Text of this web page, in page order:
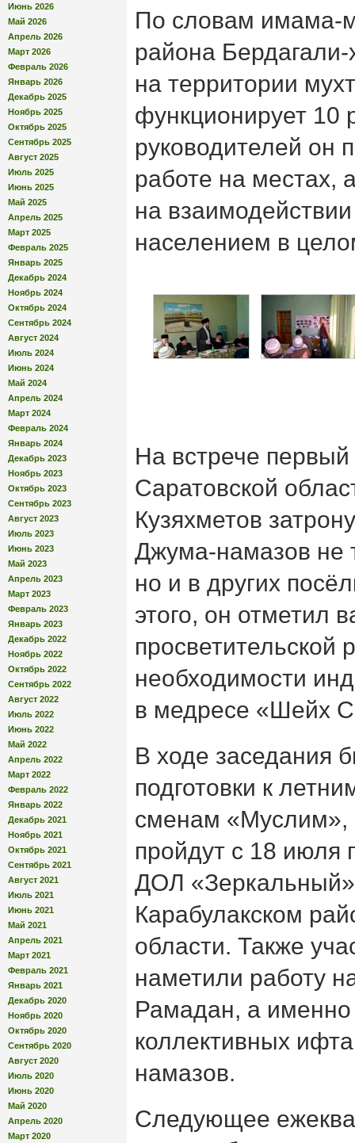
Июнь 2026
Май 2026
Апрель 2026
Март 2026
Февраль 2026
Январь 2026
Декабрь 2025
Ноябрь 2025
Октябрь 2025
Сентябрь 2025
Август 2025
Июль 2025
Июнь 2025
Май 2025
Апрель 2025
Март 2025
Февраль 2025
Январь 2025
Декабрь 2024
Ноябрь 2024
Октябрь 2024
Сентябрь 2024
Август 2024
Июль 2024
Июнь 2024
Май 2024
Апрель 2024
Март 2024
Февраль 2024
Январь 2024
Декабрь 2023
Ноябрь 2023
Октябрь 2023
Сентябрь 2023
Август 2023
Июль 2023
Июнь 2023
Май 2023
Апрель 2023
Март 2023
Февраль 2023
Январь 2023
Декабрь 2022
Ноябрь 2022
Октябрь 2022
Сентябрь 2022
Август 2022
Июль 2022
Июнь 2022
Май 2022
Апрель 2022
Март 2022
Февраль 2022
Январь 2022
Декабрь 2021
Ноябрь 2021
Октябрь 2021
Сентябрь 2021
Август 2021
Июль 2021
Июнь 2021
Май 2021
Апрель 2021
Март 2021
Февраль 2021
Январь 2021
Декабрь 2020
Ноябрь 2020
Октябрь 2020
Сентябрь 2020
Август 2020
Июль 2020
Июнь 2020
Май 2020
Апрель 2020
Март 2020
По словам имама-
района
на территории
функционирует 10
руководителей он
работе на местах,
на
населением в
На встрече
Саратовской
Кузяхметов
Джума-намазов не
но и в других
этого, он отметил
просветительской
необходимости
в медресе «Шейх
В ходе заседания
подготовки к
сменам «Муслим»,
пройдут с 18 июля
ДОЛ
Карабулакском
области. Также
наметили работу
Рамадан, а
коллективных
намазов.
Следующее